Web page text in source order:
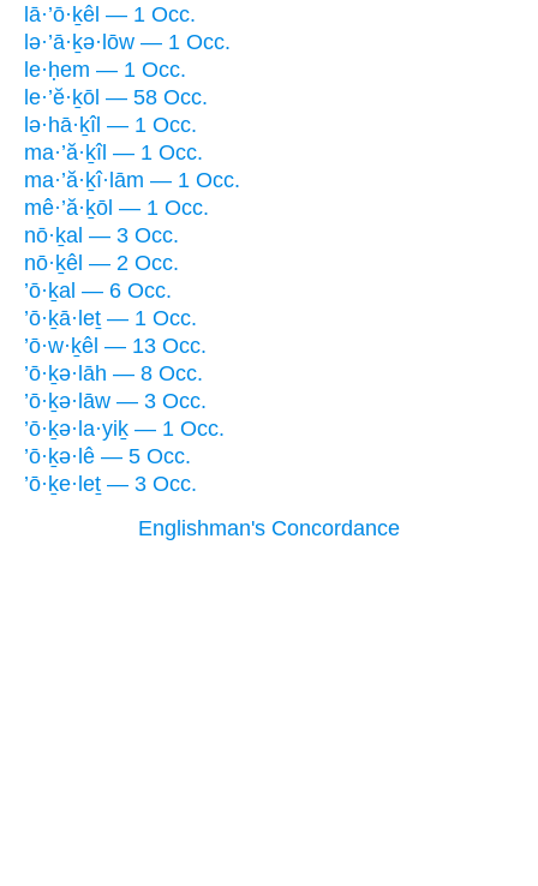
lā·’ō·ḵêl — 1 Occ.
lə·’ā·ḵə·lōw — 1 Occ.
le·ḥem — 1 Occ.
le·’ĕ·ḵōl — 58 Occ.
lə·hā·ḵîl — 1 Occ.
ma·’ă·ḵîl — 1 Occ.
ma·’ă·ḵî·lām — 1 Occ.
mê·’ă·ḵōl — 1 Occ.
nō·ḵal — 3 Occ.
nō·ḵêl — 2 Occ.
’ō·ḵal — 6 Occ.
’ō·ḵā·leṯ — 1 Occ.
’ō·w·ḵêl — 13 Occ.
’ō·ḵə·lāh — 8 Occ.
’ō·ḵə·lāw — 3 Occ.
’ō·ḵə·la·yiḵ — 1 Occ.
’ō·ḵə·lê — 5 Occ.
’ō·ḵe·leṯ — 3 Occ.
Englishman's Concordance